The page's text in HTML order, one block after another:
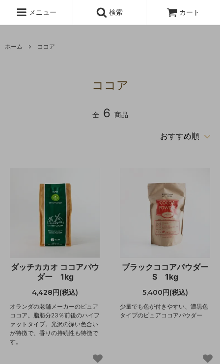
メニュー 検索 カート
ホーム ココア
ココア
全 6 商品
ダッチカカオ ココアパウ
ダー 1kg
4,428円(税込)
オランダの老舗メーカーのピュア
ココア。脂肪分23％前後のハイフ
ァットタイプ。光沢の深い色合い
が特徴で、香りの持続性も特徴で
す。
ブラックココアパウダー
S 1kg
5,400円(税込)
少量でも色が付きやすい、濃黒色
タイプのピュアココアパウダー